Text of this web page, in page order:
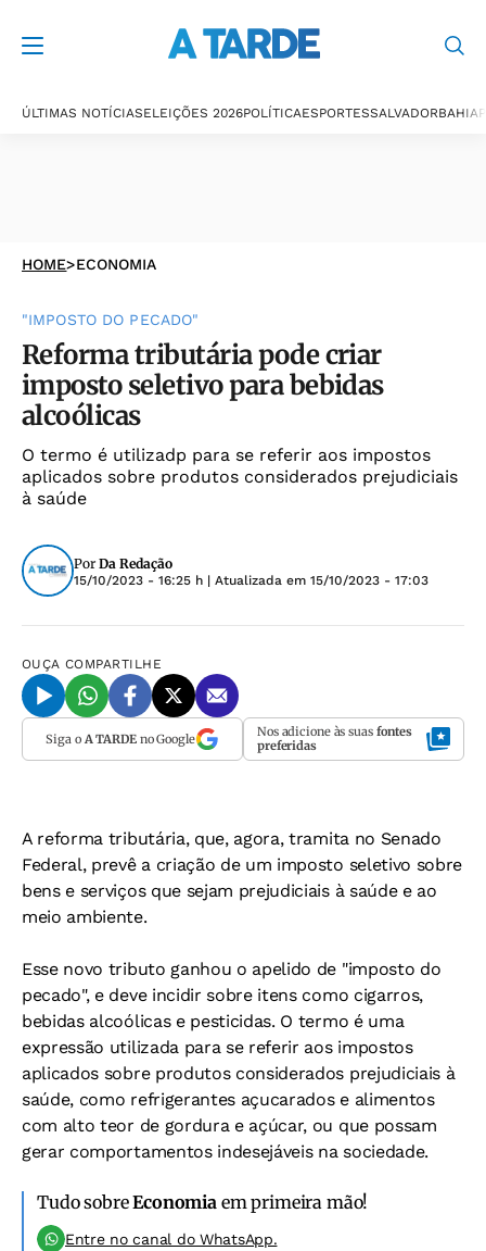
ÚLTIMAS NOTÍCIASELEIÇÕES 2026POLÍTICAESPORTESSALVADORBAHIA
HOME>ECONOMIA
"IMPOSTO DO PECADO"
Reforma tributária pode criar
imposto seletivo para bebidas
alcoólicas
O termo é utilizadp para se referir aos impostos
aplicados sobre produtos considerados prejudiciais
à saúde
Por Da Redação
15/10/2023 - 16:25 h | Atualizada em 15/10/2023 - 17:03
OUÇA COMPARTILHE
Siga o A TARDEno Google Nos adicione às suas fontes
preferidas
A reforma tributária, que, agora, tramita no Senado
Federal, prevê a criação de um imposto seletivo sobre
bens e serviços que sejam prejudiciais à saúde e ao
meio ambiente.
Esse novo tributo ganhou o apelido de "imposto do
pecado", e deve incidir sobre itens como cigarros,
bebidas alcoólicas e pesticidas. O termo é uma
expressão utilizada para se referir aos impostos
aplicados sobre produtos considerados prejudiciais à
saúde, como refrigerantes açucarados e alimentos
com alto teor de gordura e açúcar, ou que possam
gerar comportamentos indesejáveis na sociedade.
Tudo sobreEconomiaem primeira mão!
Entre no canal do WhatsApp.